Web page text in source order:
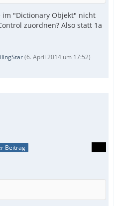
im "Dictionary Objekt" nicht
zuordnen? Also statt 1a
(6. April 2014 um 17:52)
Beitrag